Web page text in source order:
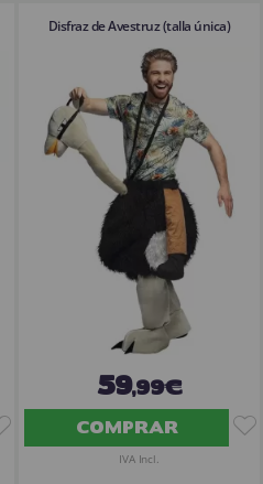
Disfraz de Avestruz (talla única)
59,99€
COMPRAR
IVA Incl.